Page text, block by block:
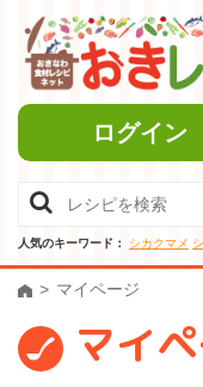
ログイン
人気のキーワード： シカクマメ
マイページ
マイ